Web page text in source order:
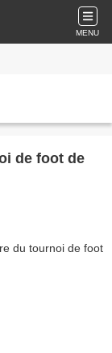
MENU
de foot de